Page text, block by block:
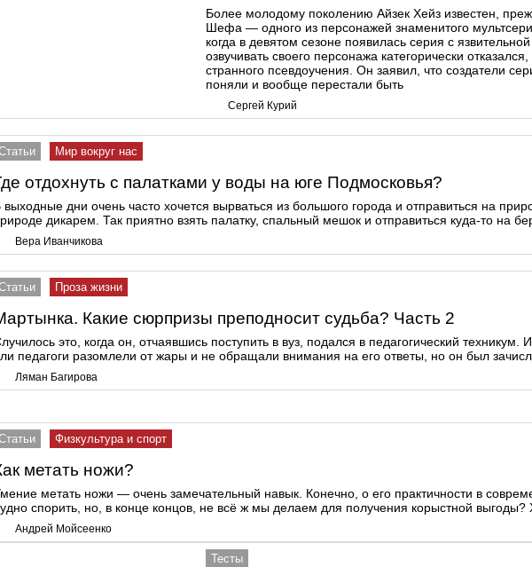
Более молодому поколению Айзек Хейз известен,
Шефа — одного из персонажей знаменитого
когда в девятом сезоне появилась серия с
озвучивать своего персонажа категорически
странного псевдоучения. Он заявил, что создатели
поняли и вообще перестали быть
Сергей Курий
Мир вокруг нас
отдохнуть с палатками у воды на юге Подмосковья?
выходные дни очень часто хочется вырваться из большого города и отправиться на
дикарем. Так приятно взять палатку, спальный мешок и отправиться куда-то на
Вера Иванчикова
Проза жизни
Какие сюрпризы преподносит судьба? Часть 2
это, когда он, отчаявшись поступить в вуз, подался в педагогический техникум.
педагоги разомлели от жары и не обращали внимания на его ответы, но он был
Ляман Багирова
Физкультура и спорт
метать ножи?
метать ножи — очень замечательный навык. Конечно, о его практичности в
спорить, но, в конце концов, не всё ж мы делаем для получения корыстной выгоды?
Андрей Мойсеенко
Тесты